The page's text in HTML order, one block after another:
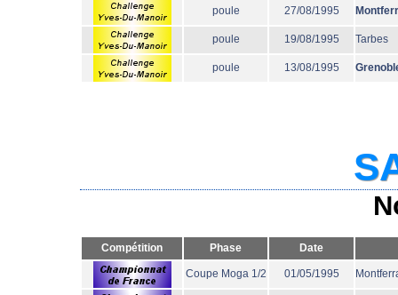
poule 27/08/1995
poule 19/08/1995 Tarbes
poule 13/08/1995
Compétition Phase Date
Coupe Moga 1/2 01/05/1995